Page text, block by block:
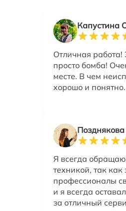
Капустина
Отличная работа!
просто бомба!
месте. В чем
хорошо и
Я всегда
техникой, так
профессионалы
и я всегда
за отличный